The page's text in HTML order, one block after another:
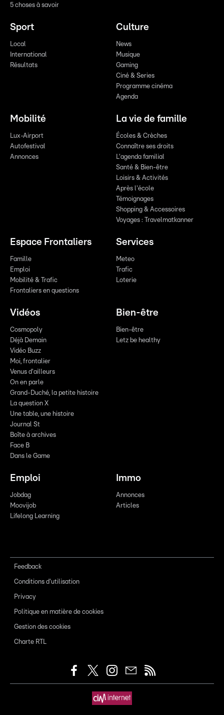
5 choses à savoir
Sport
Local
International
Résultats
Culture
News
Musique
Gaming
Ciné & Series
Programme cinéma
Agenda
Mobilité
Lux-Airport
Autofestival
Annonces
La vie de famille
Écoles & Crèches
Connaître ses droits
L'agenda familial
Santé & Bien-être
Loisirs & Activités
Après l'école
Témoignages
Shopping & Accessoires
Voyages : Travelmatkanner
Espace Frontaliers
Famille
Emploi
Mobilité & Trafic
Frontaliers en questions
Services
Meteo
Trafic
Loterie
Vidéos
Cosmopoly
Déjà Demain
Vidéo Buzz
Moi, frontalier
Venus d'ailleurs
On en parle
Grand-Duché, la petite histoire
La question X
Une table, une histoire
Journal St
Boîte à archives
Face B
Dans le Game
Bien-être
Bien-être
Letz be healthy
Emploi
Jobdag
Moovijob
Lifelong Learning
Immo
Annonces
Articles
Feedback
Conditions d'utilisation
Privacy
Politique en matière de cookies
Gestion des cookies
Charte RTL